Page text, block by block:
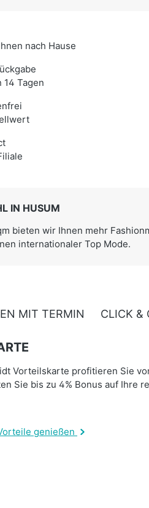
nach Hause
14 Tagen
IN HUSUM
bieten wir Ihnen mehr
internationaler Top Mode.
MIT TERMIN CLICK &
Vorteilskarte profitieren Sie
Sie bis zu 4% Bonus auf Ihre
genießen